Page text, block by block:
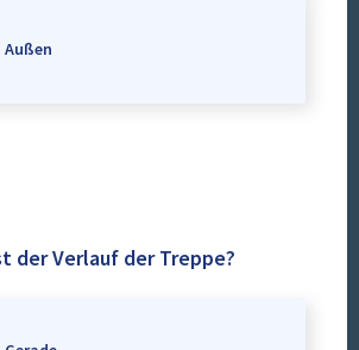
Außen
der Verlauf der Treppe?